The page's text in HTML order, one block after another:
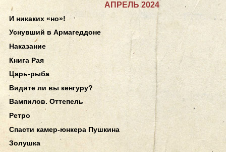
АПРЕЛЬ 2024
И никаких «но»!
Уснувший в Армагеддоне
Наказание
Книга Рая
Царь-рыба
Видите ли вы кенгуру?
Вампилов. Оттепель
Ретро
Спасти камер-юнкера Пушкина
Золушка